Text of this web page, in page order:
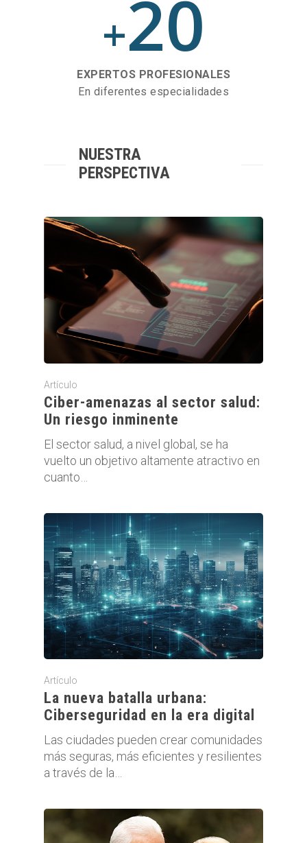
+20
EXPERTOS PROFESIONALES
En diferentes especialidades
NUESTRA
PERSPECTIVA
Artículo
Ciber-amenazas al sector salud:
Un riesgo inminente
El sector salud, a nivel global, se ha
vuelto un objetivo altamente atractivo en
cuanto…
Artículo
La nueva batalla urbana:
Ciberseguridad en la era digital
Las ciudades pueden crear comunidades
más seguras, más eficientes y resilientes
a través de la…